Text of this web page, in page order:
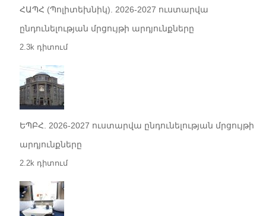
ՀԱՊՀ (Պոլիտեխնիկ). 2026-2027 ուստարվա
ընդունելության մրցույթի արդյունքները
2.3k դիտում
ԵՊԲՀ. 2026-2027 ուստարվա ընդունելության մրցույթի
արդյունքները
2.2k դիտում